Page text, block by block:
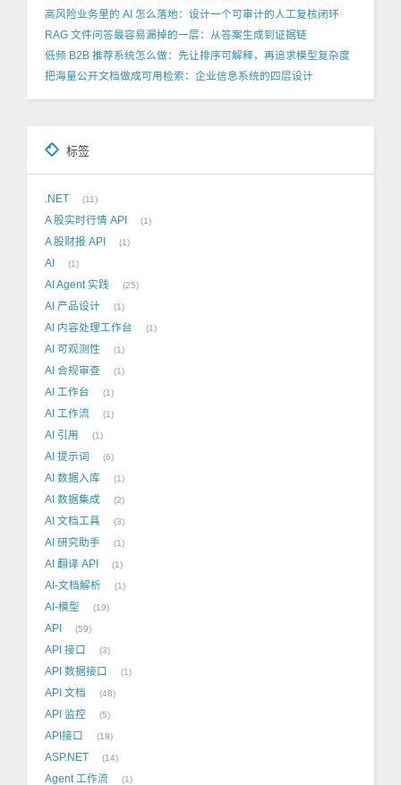
高风险业务里的 AI 怎么落地：设计一个可审计的人工复核闭环
RAG 文件问答最容易漏掉的一层：从答案生成到证据链
低频 B2B 推荐系统怎么做：先让排序可解释，再追求模型复杂度
把海量公开文档做成可用检索：企业信息系统的四层设计
标签
.NET 11
A 股实时行情 API 1
A 股财报 API 1
AI 1
AI Agent 实践 25
AI 产品设计 1
AI 内容处理工作台 1
AI 可观测性 1
AI 合规审查 1
AI 工作台 1
AI 工作流 1
AI 引用 1
AI 提示词 6
AI 数据入库 1
AI 数据集成 2
AI 文档工具 3
AI 研究助手 1
AI 翻译 API 1
AI-文档解析 1
AI-模型 19
API 59
API 接口 3
API 数据接口 1
API 文档 48
API 监控 5
API接口 18
ASP.NET 14
Agent 工作流 1